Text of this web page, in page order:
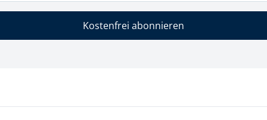
Kostenfrei abonnieren